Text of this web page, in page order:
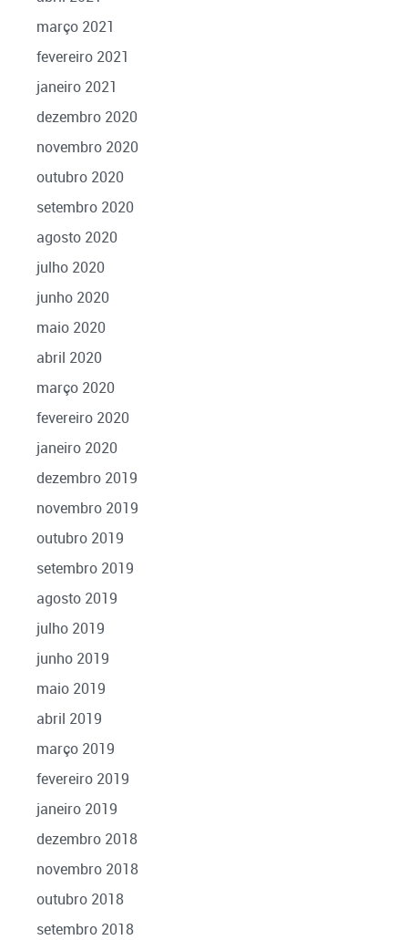
março 2021
fevereiro 2021
janeiro 2021
dezembro 2020
novembro 2020
outubro 2020
setembro 2020
agosto 2020
julho 2020
junho 2020
maio 2020
abril 2020
março 2020
fevereiro 2020
janeiro 2020
dezembro 2019
novembro 2019
outubro 2019
setembro 2019
agosto 2019
julho 2019
junho 2019
maio 2019
abril 2019
março 2019
fevereiro 2019
janeiro 2019
dezembro 2018
novembro 2018
outubro 2018
setembro 2018